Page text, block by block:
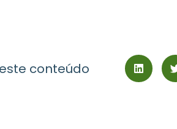
conteúdo